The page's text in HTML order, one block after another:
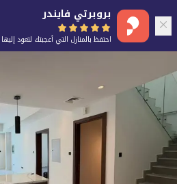
بروبرتي فايندر
احتفظ بالمنازل التي أعجبتك لتعود